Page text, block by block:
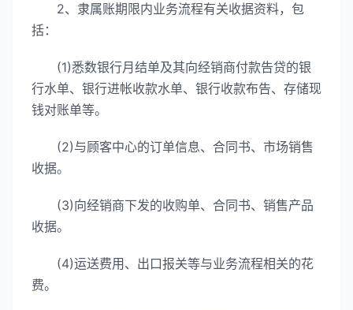
2、隶属账期限内业务流程有关收据资料，包
括：
(1)悉数银行月结单及其向经销商付款告贷的银
行水单、银行进帐收款水单、银行收款布告、存储现
钱对账单等。
(2)与顾客中心的订单信息、合同书、市场销售
收据。
(3)向经销商下发的收购单、合同书、销售产品
收据。
(4)运送费用、出口报关等与业务流程相关的花
费。